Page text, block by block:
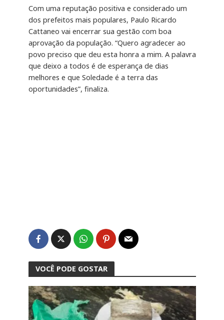
Com uma reputação positiva e considerado um
dos prefeitos mais populares, Paulo Ricardo
Cattaneo vai encerrar sua gestão com boa
aprovação da população. “Quero agradecer ao
povo preciso que deu esta honra a mim. A palavra
que deixo a todos é de esperança de dias
melhores e que Soledade é a terra das
oportunidades”, finaliza.
VOCÊ PODE GOSTAR